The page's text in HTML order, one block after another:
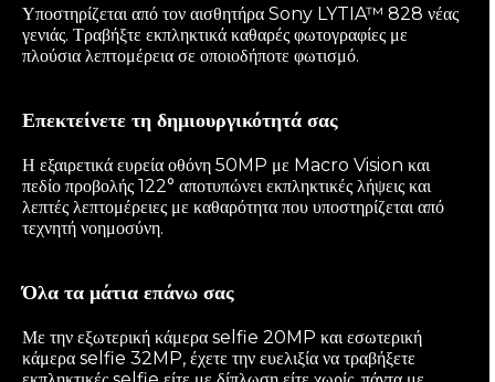
Υποστηρίζεται από τον αισθητήρα Sony LYTIA™ 828 νέας
γενιάς. Τραβήξτε εκπληκτικά καθαρές φωτογραφίες με
πλούσια λεπτομέρεια σε οποιοδήποτε φωτισμό.
Επεκτείνετε τη δημιουργικότητά σας
Η εξαιρετικά ευρεία οθόνη 50MP με Macro Vision και
πεδίο προβολής 122° αποτυπώνει εκπληκτικές λήψεις και
λεπτές λεπτομέρειες με καθαρότητα που υποστηρίζεται από
τεχνητή νοημοσύνη.
Όλα τα μάτια επάνω σας
Με την εξωτερική κάμερα selfie 20MP και εσωτερική
κάμερα selfie 32MP, έχετε την ευελιξία να τραβήξετε